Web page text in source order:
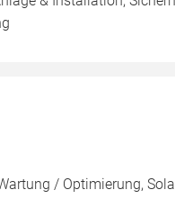
/ Optimierung,